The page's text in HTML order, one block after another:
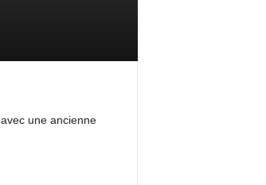
une ancienne